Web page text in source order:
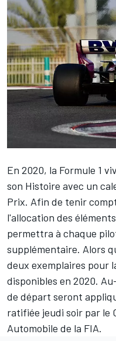
En 2020, la Formule 1
son Histoire avec un
Prix. Afin de tenir
l'allocation des
permettra à chaque
supplémentaire. Alors
deux exemplaires pour
disponibles en 2020.
de départ seront
ratifiée jeudi soir par le
Automobile de la FIA.